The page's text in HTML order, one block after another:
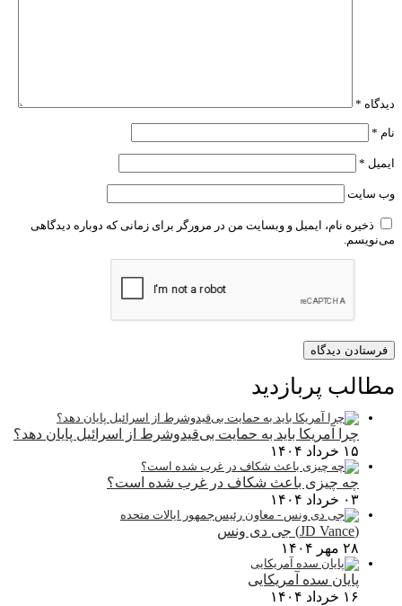
دیدگاه *
نام *
ایمیل *
وب‌ سایت
ذخیره نام، ایمیل و وبسایت من در مرورگر برای زمانی که دوباره دیدگاهی
می‌نویسم.
مطالب پربازدید
چرا آمریکا باید به حمایت بی‌قیدوشرط از اسرائیل پایان دهد؟
۱۵ خرداد ۱۴۰۴
چه چیزی باعث شکاف در غرب شده است؟
۰۳ خرداد ۱۴۰۴
(JD Vance) جی دی ونس
۲۸ مهر ۱۴۰۴
پایان سده آمریکایی
۱۶ خرداد ۱۴۰۴